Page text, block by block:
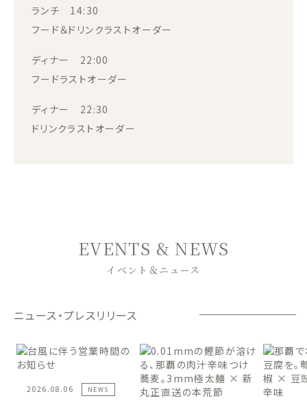
ランチ 14:30
フード＆ドリンクラストオーダー
ディナー 22:00
フードラストオーダー
ディナー 22:30
ドリンクラストオーダー
EVENTS & NEWS
イベント＆ニュース
ニュース・プレスリリース
2026.08.06 NEWS